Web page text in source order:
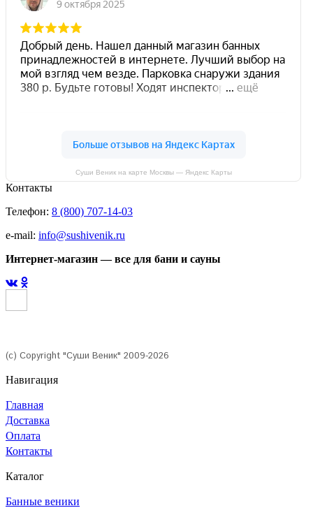
Суши Веник на карте Москвы — Яндекс Карты
Контакты
Телефон: 8 (800) 707-14-03
e-mail: info@sushivenik.ru
Интернет-магазин — все для бани и сауны
(с) Copyright "Суши Веник" 2009-2026
Навигация
Главная
Доставка
Оплата
Контакты
Каталог
Банные веники